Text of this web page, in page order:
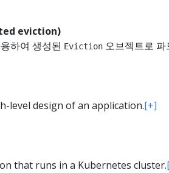
eviction)
하여 생성된 Eviction 오브젝트로
level design of an application.[+]
that runs in a Kubernetes cluster.